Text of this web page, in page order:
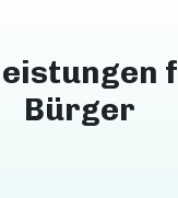
Bürger